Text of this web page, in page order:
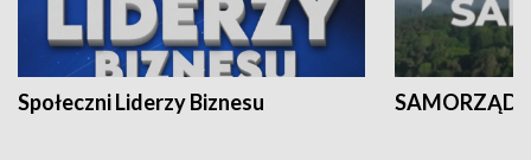
Społeczni Liderzy Biznesu SAMORZĄD